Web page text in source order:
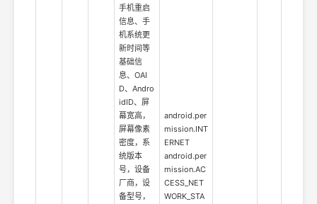
手机重启
信息、手
机系统更
新时间等
基础信
息、OAI
D、Andro
idID、屏
幕宽高，
屏幕像素
密度，系
统版本
号，设备
厂商，设
备型号，
android.per
mission.INT
ERNET
android.per
mission.AC
CESS_NET
WORK_STA